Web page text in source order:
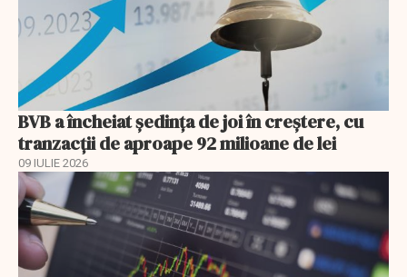
BVB a încheiat ședința de joi în creștere, cu
tranzacții de aproape 92 milioane de lei
09 IULIE 2026